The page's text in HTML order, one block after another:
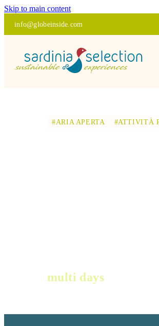
Skip to main content
info@globeinside.com
#ARIA APERTA #ATTIVITÀ
multi days